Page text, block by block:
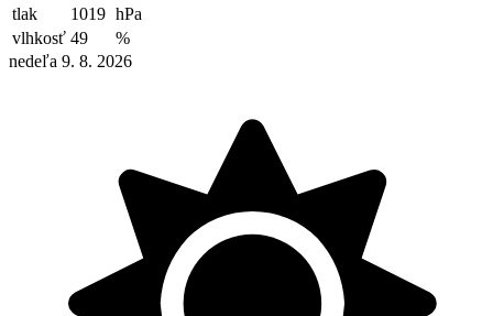
tlak
1019 hPa
vlhkosť 49
%
nedeľa 9. 8. 2026